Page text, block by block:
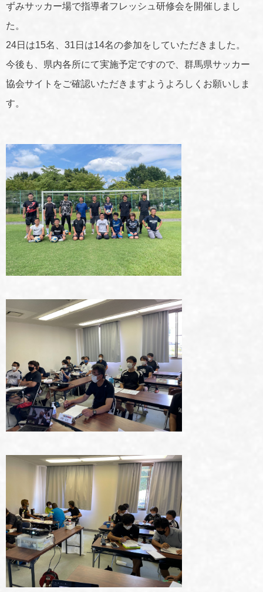
ずみサッカー場で指導者フレッシュ研修会を開催しまし
た。
24日は15名、31日は14名の参加をしていただきました。
今後も、県内各所にて実施予定ですので、群馬県サッカー
協会サイトをご確認いただきますようよろしくお願いしま
す。